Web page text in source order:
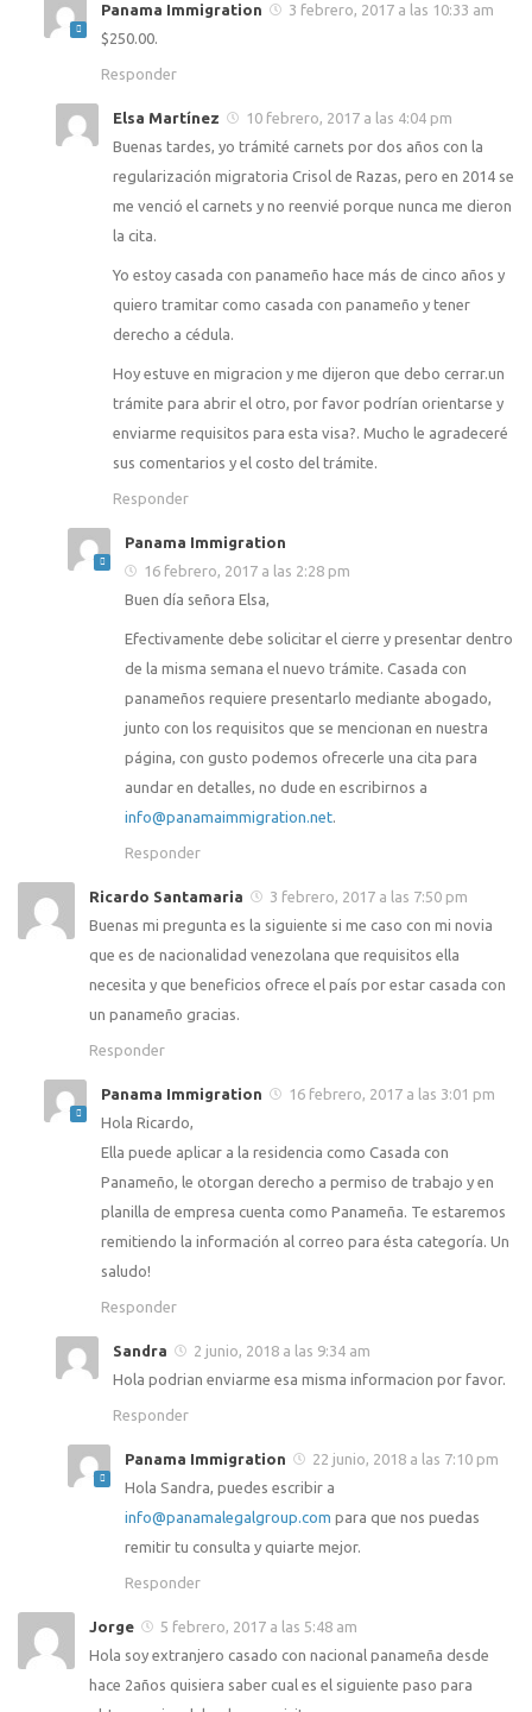
Panama Immigration
3 febrero, 2017 a las 10:33 am
$250.00.
Responder
Elsa Martínez
10 febrero, 2017 a las 4:04 pm
Buenas tardes, yo trámité carnets por dos años con la
regularización migratoria Crisol de Razas, pero en 2014 se
me venció el carnets y no reenvié porque nunca me dieron
la cita.
Yo estoy casada con panameño hace más de cinco años y
quiero tramitar como casada con panameño y tener
derecho a cédula.
Hoy estuve en migracion y me dijeron que debo cerrar.un
trámite para abrir el otro, por favor podrían orientarse y
enviarme requisitos para esta visa?. Mucho le agradeceré
sus comentarios y el costo del trámite.
Responder
Panama Immigration
16 febrero, 2017 a las 2:28 pm
Buen día señora Elsa,
Efectivamente debe solicitar el cierre y presentar dentro
de la misma semana el nuevo trámite. Casada con
panameños requiere presentarlo mediante abogado,
junto con los requisitos que se mencionan en nuestra
página, con gusto podemos ofrecerle una cita para
aundar en detalles, no dude en escribirnos a
info@panamaimmigration.net.
Responder
Ricardo Santamaria
3 febrero, 2017 a las 7:50 pm
Buenas mi pregunta es la siguiente si me caso con mi novia
que es de nacionalidad venezolana que requisitos ella
necesita y que beneficios ofrece el país por estar casada con
un panameño gracias.
Responder
Panama Immigration
16 febrero, 2017 a las 3:01 pm
Hola Ricardo,
Ella puede aplicar a la residencia como Casada con
Panameño, le otorgan derecho a permiso de trabajo y en
planilla de empresa cuenta como Panameña. Te estaremos
remitiendo la información al correo para ésta categoría. Un
saludo!
Responder
Sandra
2 junio, 2018 a las 9:34 am
Hola podrian enviarme esa misma informacion por favor.
Responder
Panama Immigration
22 junio, 2018 a las 7:10 pm
Hola Sandra, puedes escribir a
info@panamalegalgroup.com para que nos puedas
remitir tu consulta y quiarte mejor.
Responder
Jorge
5 febrero, 2017 a las 5:48 am
Hola soy extranjero casado con nacional panameña desde
hace 2años quisiera saber cual es el siguiente paso para